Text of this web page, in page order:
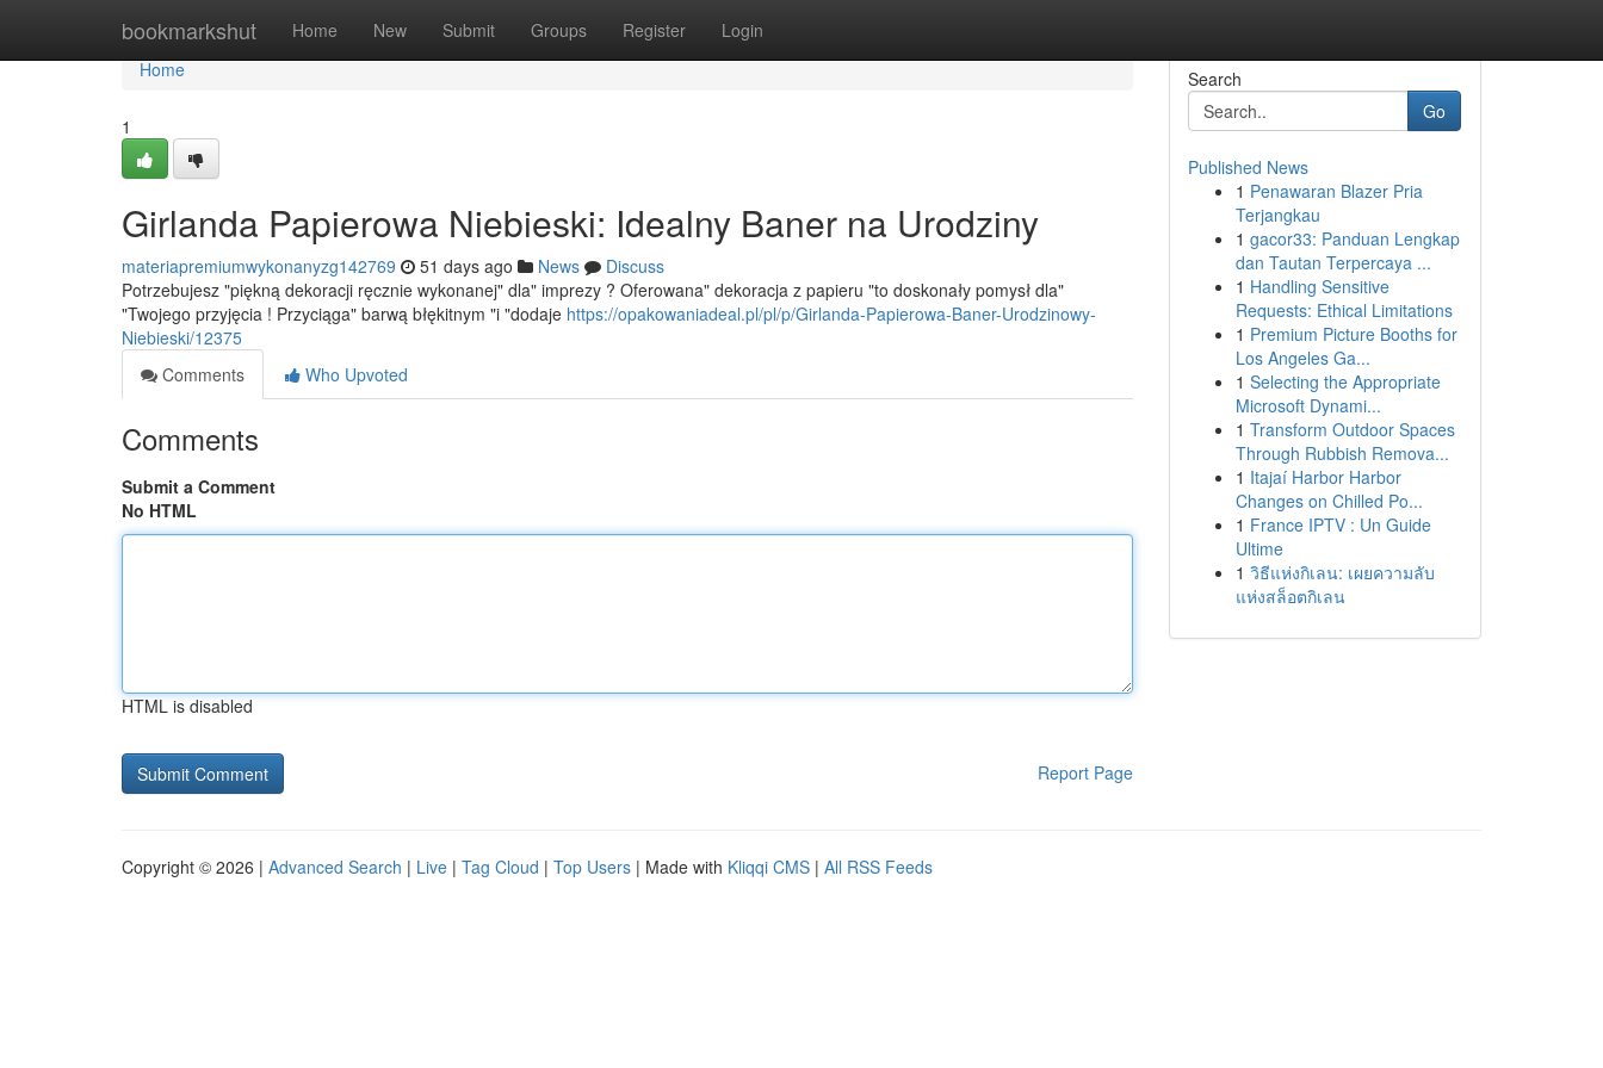
bookmarkshut Home New Submit Groups Register Login
Home
Home
1
Girlanda Papierowa Niebieski: Idealny Baner na Urodziny
materiapremiumwykonanyzg142769 51 days ago News
Discuss
Potrzebujesz "piękną dekoracji ręcznie wykonanej" dla" imprezy ? Oferowana" dekoracja z papieru "to doskonały pomysł dla"
"Twojego przyjęcia ! Przyciąga" barwą błękitnym "i "dodaje https://opakowaniadeal.pl/pl/p/Girlanda-Papierowa-Baner-Urodzinowy-
Niebieski/12375
Comments
Who Upvoted
Comments
Submit a Comment
No HTML
HTML is disabled
Report Page
Search
Go
Published News
1 Penawaran Blazer Pria
Terjangkau
1 gacor33: Panduan Lengkap
dan Tautan Terpercaya ...
1 Handling Sensitive
Requests: Ethical Limitations
1 Premium Picture Booths for
Los Angeles Ga...
1 Selecting the Appropriate
Microsoft Dynami...
1 Transform Outdoor Spaces
Through Rubbish Remova...
1 Itajaí Harbor Harbor
Changes on Chilled Po...
1 France IPTV : Un Guide
Ultime
1 วิธีแห่งกิเลน: เผยความลับ
แห่งสล็อตกิเลน
Copyright © 2026 | Advanced Search | Live | Tag Cloud | Top Users | Made with Kliqqi CMS | All RSS Feeds